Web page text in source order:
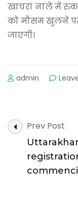
खाचरा नाले में
को मौसम खुलने पर
जाएगी।
admin
Post
Navigation
Prev Post